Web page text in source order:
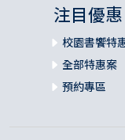
注目優惠
校園書饗特
全部特惠案
預約專區